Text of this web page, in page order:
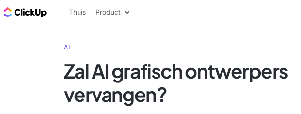
ClickUp Blog
Thuis Product
AI
Zal AI grafisch ontwerpers
vervangen?